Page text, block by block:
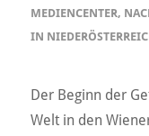
MEDIENCENTER,
IN
Der Beginn der
Welt in den